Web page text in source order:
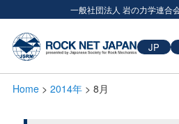
一般社団法人 岩の力学連合
JP
Home > 2014年 > 8月